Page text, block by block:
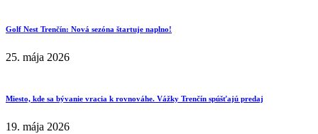
Golf Nest Trenčín: Nová sezóna štartuje naplno!
25. mája 2026
Miesto, kde sa bývanie vracia k rovnováhe. Vážky Trenčín spúšťajú predaj
19. mája 2026